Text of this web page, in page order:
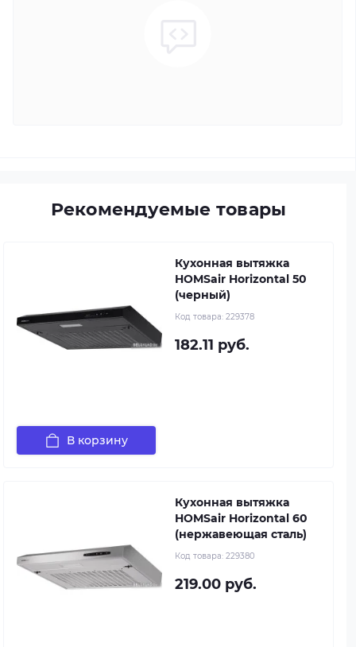
Рекомендуемые товары
Кухонная вытяжка
HOMSair Horizontal 50
(черный)
Код товара: 229378
182.11 руб.
В корзину
Кухонная вытяжка
HOMSair Horizontal 60
(нержавеющая сталь)
Код товара: 229380
219.00 руб.